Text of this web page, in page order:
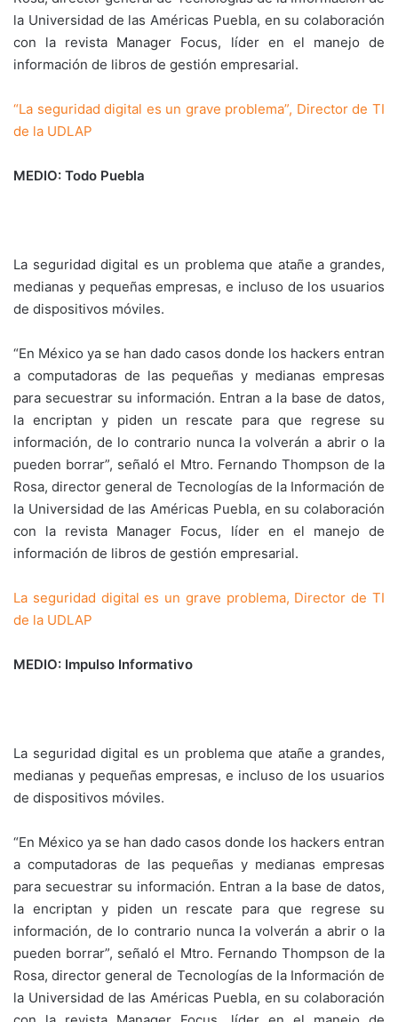
la Universidad de las Américas Puebla, en su colaboración
con la revista Manager Focus, líder en el manejo de
información de libros de gestión empresarial.
“La seguridad digital es un grave problema”, Director de TI
de la UDLAP
MEDIO: Todo Puebla
La seguridad digital es un problema que atañe a grandes,
medianas y pequeñas empresas, e incluso de los usuarios
de dispositivos móviles.
“En México ya se han dado casos donde los hackers entran
a computadoras de las pequeñas y medianas empresas
para secuestrar su información. Entran a la base de datos,
la encriptan y piden un rescate para que regrese su
información, de lo contrario nunca la volverán a abrir o la
pueden borrar”, señaló el Mtro. Fernando Thompson de la
Rosa, director general de Tecnologías de la Información de
la Universidad de las Américas Puebla, en su colaboración
con la revista Manager Focus, líder en el manejo de
información de libros de gestión empresarial.
La seguridad digital es un grave problema, Director de TI
de la UDLAP
MEDIO: Impulso Informativo
La seguridad digital es un problema que atañe a grandes,
medianas y pequeñas empresas, e incluso de los usuarios
de dispositivos móviles.
“En México ya se han dado casos donde los hackers entran
a computadoras de las pequeñas y medianas empresas
para secuestrar su información. Entran a la base de datos,
la encriptan y piden un rescate para que regrese su
información, de lo contrario nunca la volverán a abrir o la
pueden borrar”, señaló el Mtro. Fernando Thompson de la
Rosa, director general de Tecnologías de la Información de
la Universidad de las Américas Puebla, en su colaboración